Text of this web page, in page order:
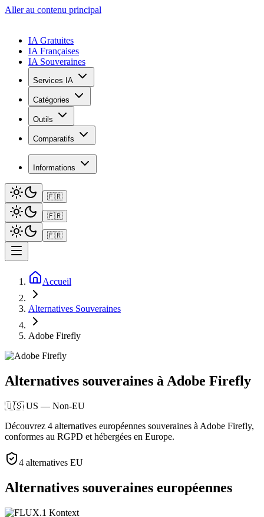
Aller au contenu principal
IA Gratuites
IA Françaises
IA Souveraines
Services IA
Catégories
Outils
Comparatifs
Informations
🇫🇷
🇫🇷
🇫🇷
Accueil
Alternatives Souveraines
Adobe Firefly
Alternatives souveraines à Adobe Firefly
🇺🇸 US — Non-EU
Découvrez 4 alternatives européennes souveraines à Adobe Firefly,
conformes au RGPD et hébergées en Europe.
4 alternatives EU
Alternatives souveraines européennes